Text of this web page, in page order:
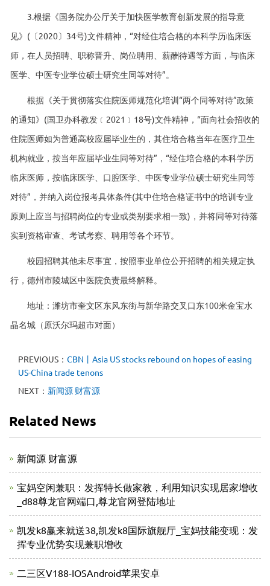
3.根据《国务院办公厅关于加快医学教育创新发展的指导意
见》(〔2020〕34号)文件精神，“对经住培合格的本科学历临床医
师，在人员招聘、职称晋升、岗位聘用、薪酬待遇等方面，与临床
医学、中医专业学位硕士研究生同等对待”。
根据《关于贯彻落实住院医师规范化培训“两个同等对待”政策
的通知》(国卫办科教发﹝2021﹞18号)文件精神，“面向社会招收的
住院医师如为普通高校应届毕业生的，其住培合格当年在医疗卫生
机构就业，按当年应届毕业生同等对待”，“经住培合格的本科学历
临床医师，按临床医学、口腔医学、中医专业学位硕士研究生同等
对待”，并纳入岗位报考具体条件(其中住培合格证书中的培训专业
原则上应当与招聘岗位的专业或类别要求相一致)，并将同等对待落
实到资格审查、考试考察、聘用等各个环节。
校园招聘其他未尽事宜，按照事业单位公开招聘的相关规定执
行，德州市陵城区中医院负责最终解释。
地址：潍坊市奎文区东风东街与新华路交叉口东100米金宝水
晶名城（原沃尔玛超市对面）
PREVIOUS： CBN丨Asia US stocks rebound on hopes of easing
US-China trade tenons
NEXT： 新闻源 财富源
Related News
新闻源 财富源
宝妈空闲兼职：发挥特长做家教，利用知识实现居家增收
_d88尊龙官网端口,尊龙官网登陆地址
凯发k8赢来就送38,凯发k8国际旗舰厅_宝妈技能变现：发
挥专业优势实现兼职增收
二三区V188-IOSAndroid苹果安卓